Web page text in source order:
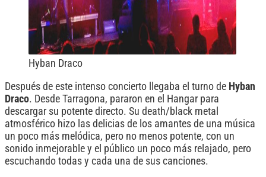
Hyban Draco
Después de este intenso concierto llegaba el turno de Hyban
Draco. Desde Tarragona, pararon en el Hangar para
descargar su potente directo. Su death/black metal
atmosférico hizo las delicias de los amantes de una música
un poco más melódica, pero no menos potente, con un
sonido inmejorable y el público un poco más relajado, pero
escuchando todas y cada una de sus canciones.